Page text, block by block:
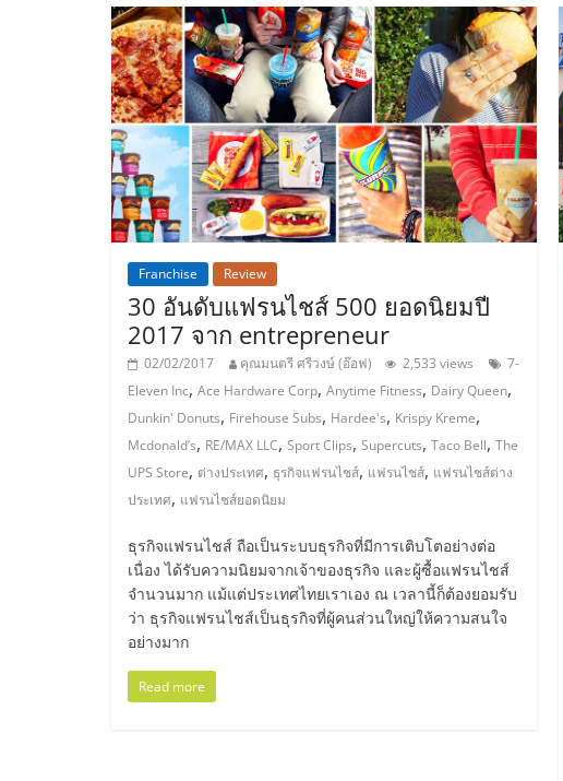
รน
ไชส์
ขาย
หน้า
บ้าน
ลงทุน
น้อย
คืน
ทุน
ไว,
ที่
ปรึกษา
Franchise Review
30 อันดับแฟรนไชส์ 500 ยอดนิยมปี
2017 จาก entrepreneur
02/02/2017 คุณมนตรี ศรีวงษ์ (อ๊อฟ) 2,533 views
7-
Eleven Inc, Ace Hardware Corp, Anytime Fitness, Dairy Queen,
Dunkin' Donuts, Firehouse Subs, Hardee's, Krispy Kreme,
Mcdonald’s, RE/MAX LLC, Sport Clips, Supercuts, Taco Bell, The
UPS Store, ต่างประเทศ, ธุรกิจแฟรนไชส์, แฟรนไชส์, แฟรนไชส์ต่าง
ประเทศ, แฟรนไชส์ยอดนิยม
ธุรกิจแฟรนไชส์ ถือเป็นระบบธุรกิจที่มีการเติบโตอย่างต่อ
เนื่อง ได้รับความนิยมจากเจ้าของธุรกิจ และผู้ซื้อแฟรนไชส์
จำนวนมาก แม้แต่ประเทศไทยเราเอง ณ เวลานี้ก็ต้องยอมรับ
ว่า ธุรกิจแฟรนไชส์เป็นธุรกิจที่ผู้คนส่วนใหญ่ให้ความสนใจ
อย่างมาก
Read more